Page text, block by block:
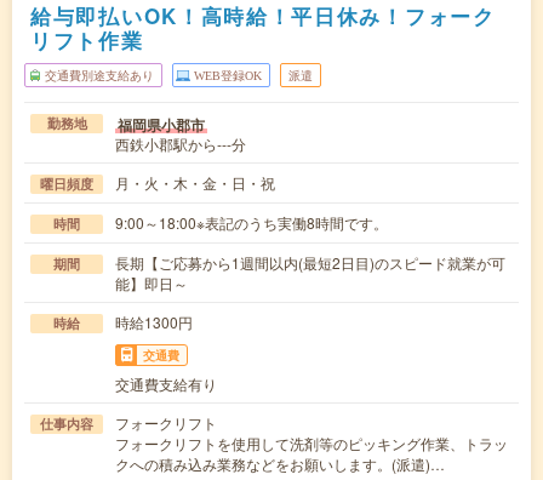
給与即払いOK！高時給！平日休み！フォーク
リフト作業
交通費別途支給あり WEB登録OK 派遣
勤務地 福岡県小郡市
西鉄小郡駅から---分
曜日頻度 月・火・木・金・日・祝
時間 9:00～18:00※表記のうち実働8時間です。
期間
長期【ご応募から1週間以内(最短2日目)のスピード就業が可
能】即日～
時給 時給1300円
交通費
交通費支給有り
仕事内容
フォークリフト
フォークリフトを使用して洗剤等のピッキング作業、トラッ
クへの積み込み業務などをお願いします。(派遣)…